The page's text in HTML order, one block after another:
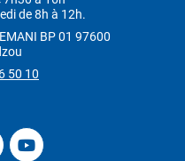
de 8h à 12h.
BP 01 97600
50 10